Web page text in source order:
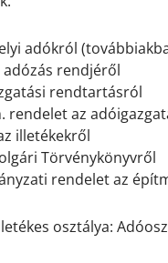
adókról
adózás rendjéről
rendtartásról
rendelet az
illetékekről
Törvénykönyvről
rendelet az
osztálya: